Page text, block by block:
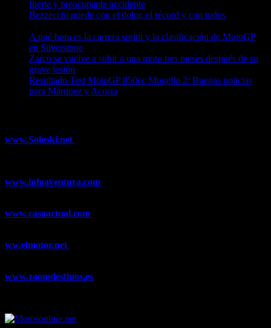
fuerte y preocupante accidente
Bezzecchi puede con el dolor, el récord y con todos
A qué hora es la carrera sprint y la clasificación de MotoGP
en Silverstone
Zarco se vuelve a subir a una moto tres meses después de su
grave lesión
Resultado Test MotoGP 850cc Mugello 2: Buenas noticias
para Márquez y Acosta
www.Soloski.net
www.infoaventura.com
www.casaactual.com
ww.elmotor.net
www.zoomdestinos.es